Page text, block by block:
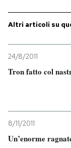
Economia
Altri articoli su
24/8/2011
Tron fatto col
8/11/2011
Un’enorme